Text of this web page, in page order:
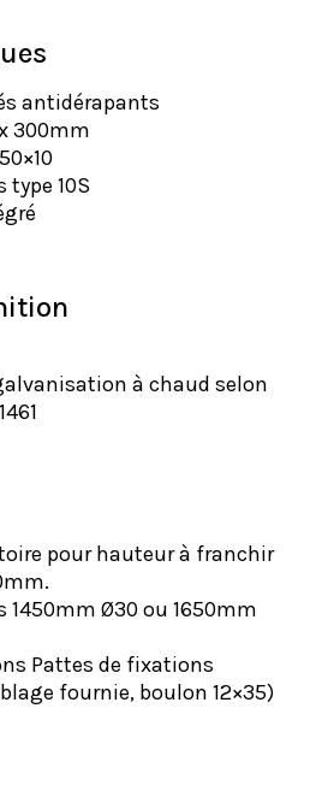
antidérapants
300mm
type 10S
à chaud selon
pour hauteur à franchir
1450mm Ø30 ou 1650mm
Pattes de fixations
fournie, boulon 12×35)